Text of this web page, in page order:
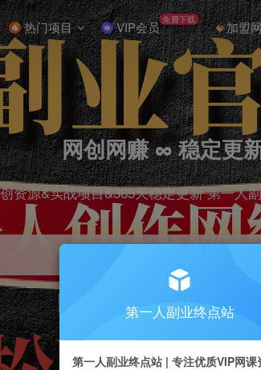
热门项目 VIP会员 免费下载 加盟
网创网赚 ∞ 稳定更
资源&实战项目&365天稳定更新 第一人
引流 剪辑 短视频
第一人副业终点站
第一人副业终点站 | 专注优质VIP网课